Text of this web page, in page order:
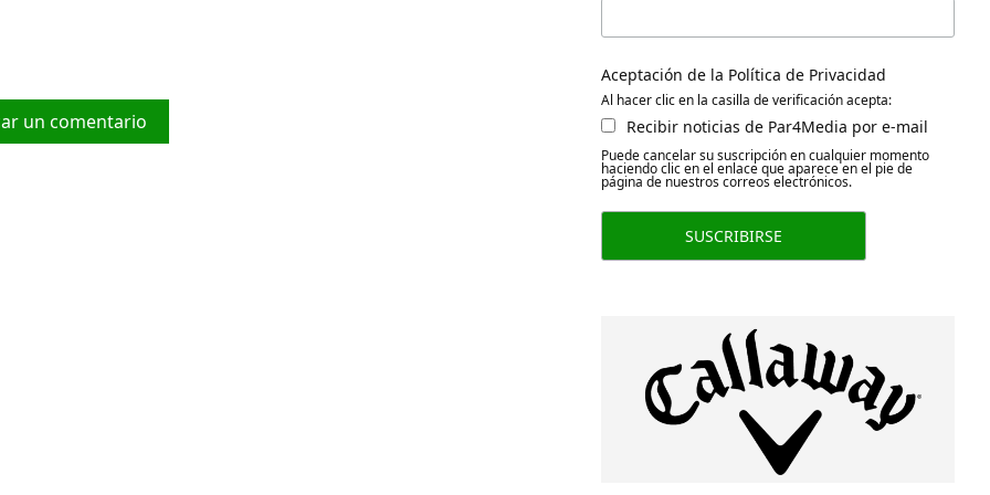
un comentario
Aceptación de la Política de Privacidad
Al hacer clic en la casilla de verificación acepta:
Recibir noticias de Par4Media por e-mail
Puede cancelar su suscripción en cualquier momento
haciendo clic en el enlace que aparece en el pie de
página de nuestros correos electrónicos.